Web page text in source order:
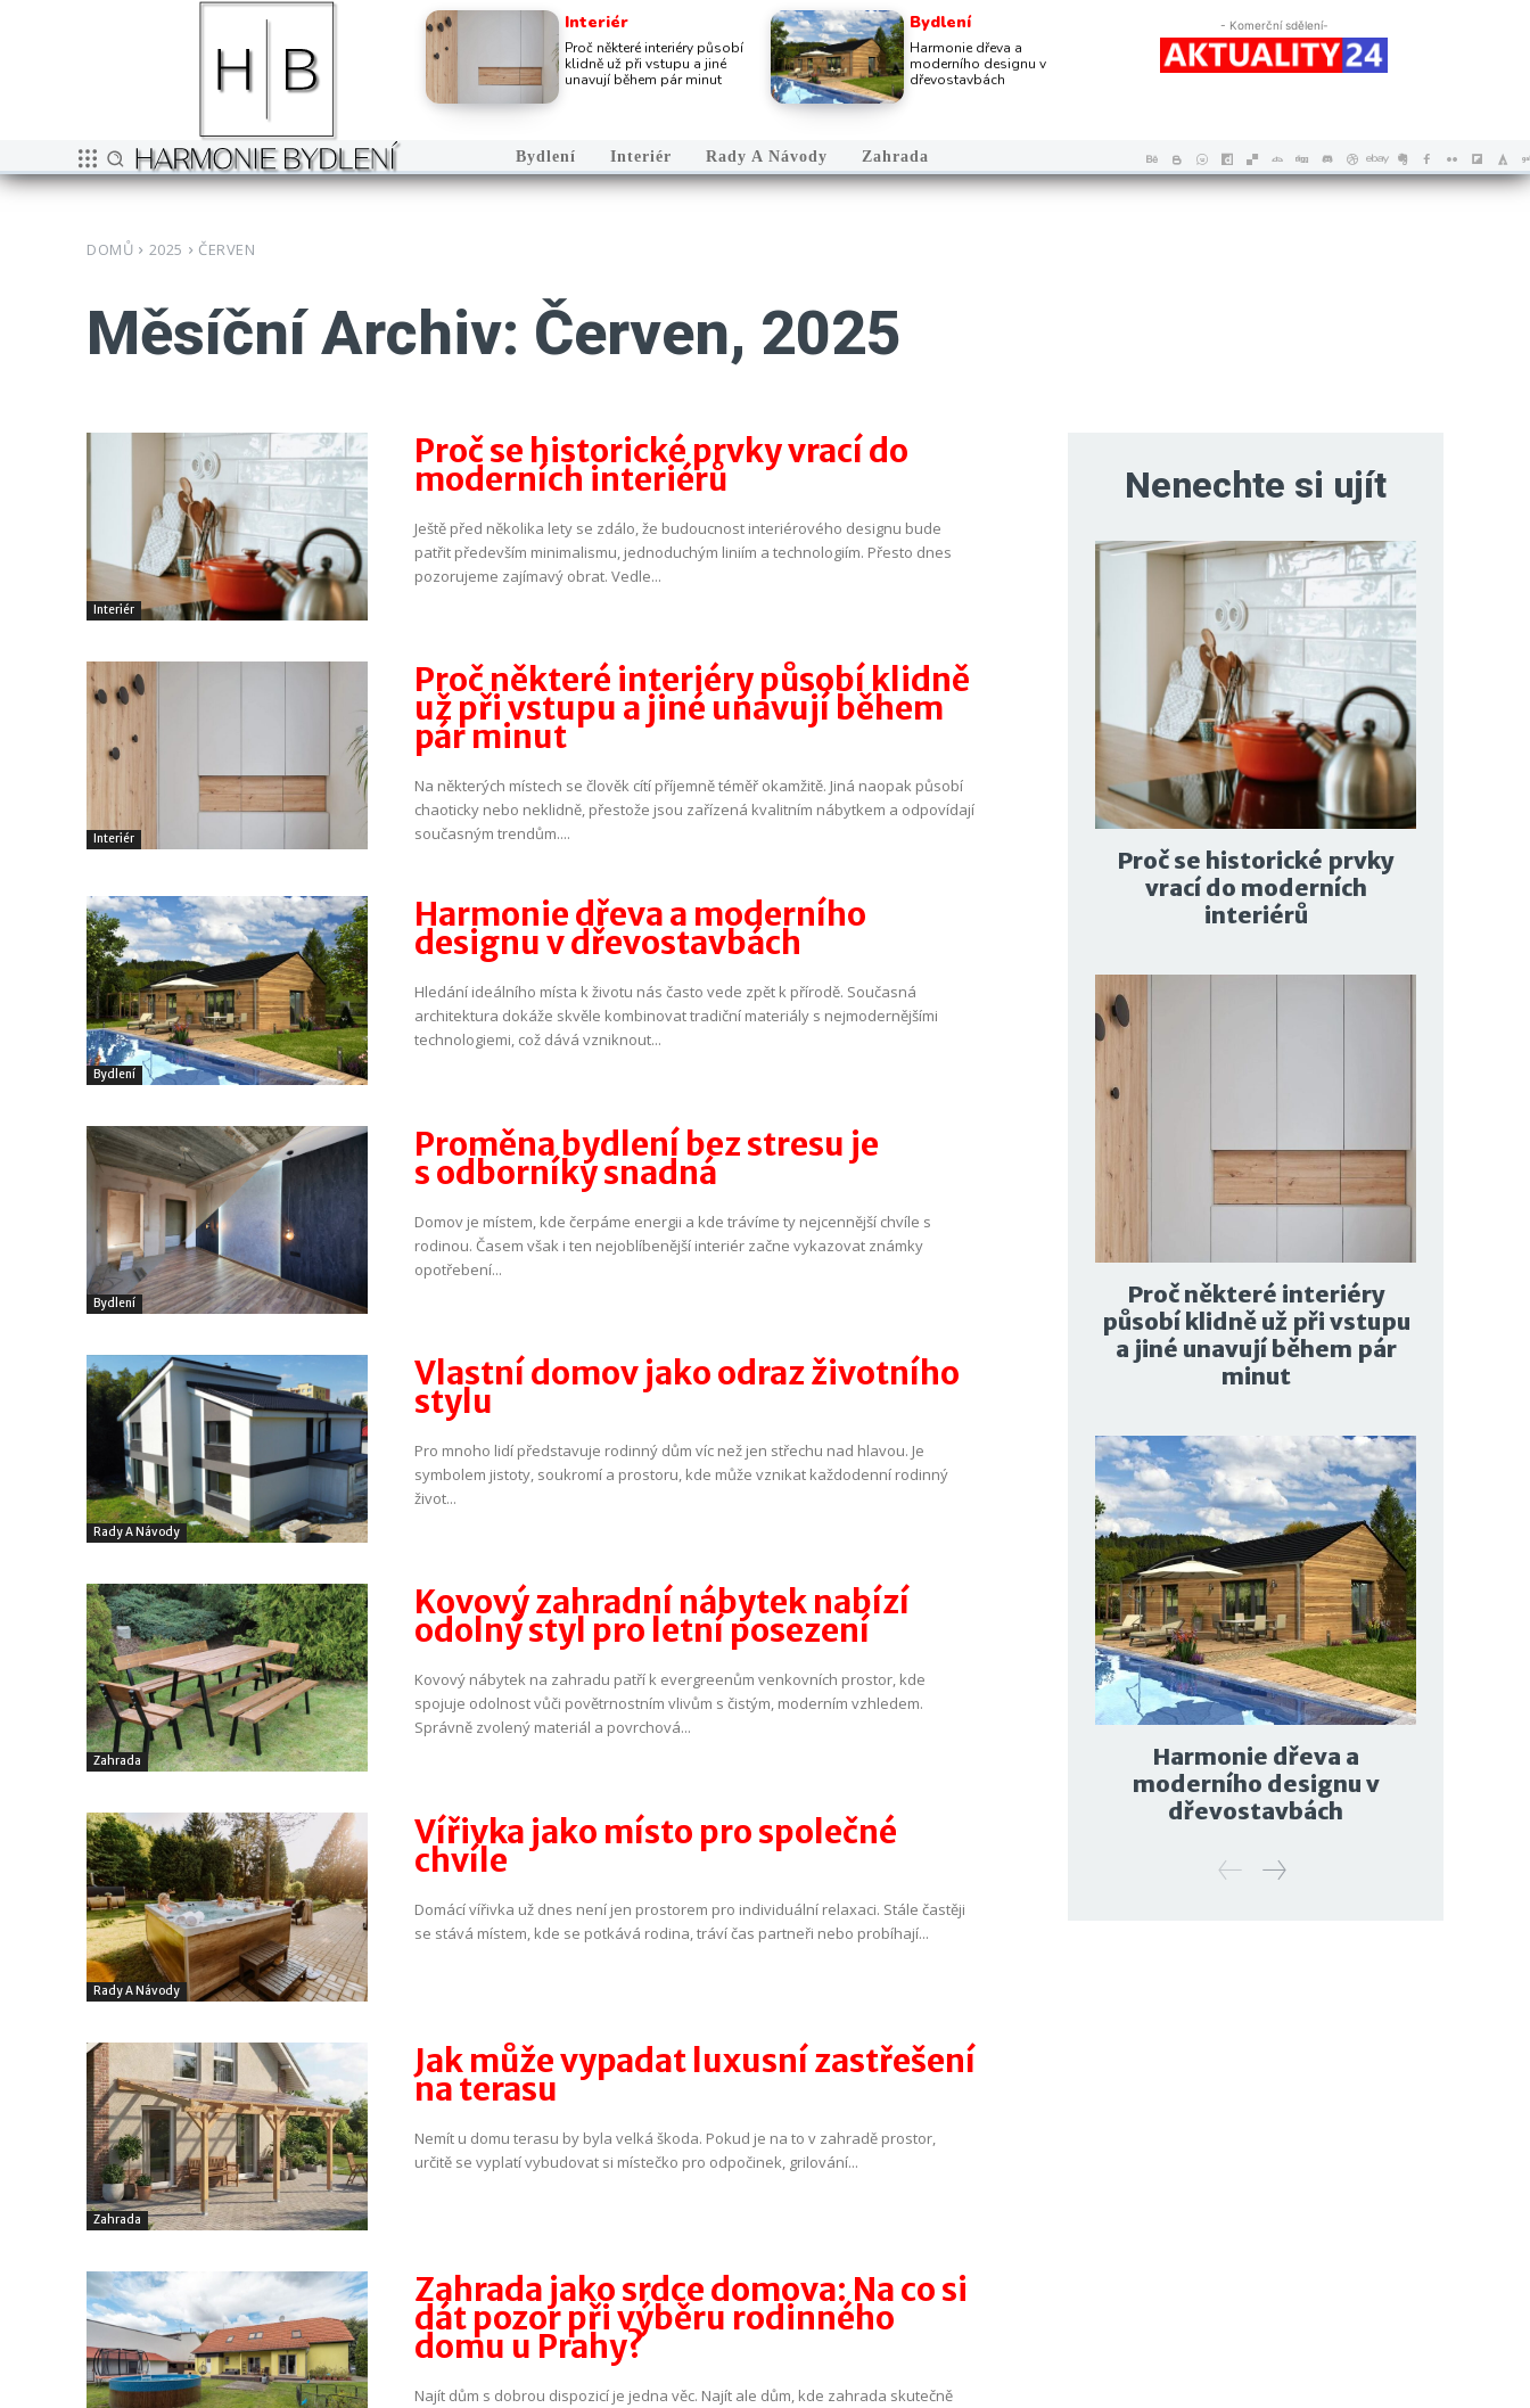
Interiér
Proč některé interiéry působí
klidně už při vstupu a jiné
unavují během pár minut
Bydlení
Harmonie dřeva a
moderního designu v
dřevostavbách
- Komerční sdělení-
Bydlení Interiér Rady A Návody Zahrada
DOMŮ 2025 ČERVEN
Měsíční Archiv: Červen, 2025
Interiér
Proč se historické prvky vrací do
moderních interiérů
Ještě před několika lety se zdálo, že budoucnost interiérového designu bude
patřit především minimalismu, jednoduchým liniím a technologiím. Přesto dnes
pozorujeme zajímavý obrat. Vedle...
Interiér
Proč některé interiéry působí klidně
už při vstupu a jiné unavují během
pár minut
Na některých místech se člověk cítí příjemně téměř okamžitě. Jiná naopak působí
chaoticky nebo neklidně, přestože jsou zařízená kvalitním nábytkem a odpovídají
současným trendům....
Bydlení
Harmonie dřeva a moderního
designu v dřevostavbách
Hledání ideálního místa k životu nás často vede zpět k přírodě. Současná
architektura dokáže skvěle kombinovat tradiční materiály s nejmodernějšími
technologiemi, což dává vzniknout...
Bydlení
Proměna bydlení bez stresu je
s odborníky snadná
Domov je místem, kde čerpáme energii a kde trávíme ty nejcennější chvíle s
rodinou. Časem však i ten nejoblíbenější interiér začne vykazovat známky
opotřebení...
Rady A Návody
Vlastní domov jako odraz životního
stylu
Pro mnoho lidí představuje rodinný dům víc než jen střechu nad hlavou. Je
symbolem jistoty, soukromí a prostoru, kde může vznikat každodenní rodinný
život...
Zahrada
Kovový zahradní nábytek nabízí
odolný styl pro letní posezení
Kovový nábytek na zahradu patří k evergreenům venkovních prostor, kde
spojuje odolnost vůči povětrnostním vlivům s čistým, moderním vzhledem.
Správně zvolený materiál a povrchová...
Rady A Návody
Vířivka jako místo pro společné
chvíle
Domácí vířivka už dnes není jen prostorem pro individuální relaxaci. Stále častěji
se stává místem, kde se potkává rodina, tráví čas partneři nebo probíhají...
Zahrada
Jak může vypadat luxusní zastřešení
na terasu
Nemít u domu terasu by byla velká škoda. Pokud je na to v zahradě prostor,
určitě se vyplatí vybudovat si místečko pro odpočinek, grilování...
Zahrada jako srdce domova: Na co si
dát pozor při výběru rodinného
domu u Prahy?
Najít dům s dobrou dispozicí je jedna věc. Najít ale dům, kde zahrada skutečně
Nenechte si ujít
Proč se historické prvky
vrací do moderních
interiérů
Proč některé interiéry
působí klidně už při vstupu
a jiné unavují během pár
minut
Harmonie dřeva a
moderního designu v
dřevostavbách